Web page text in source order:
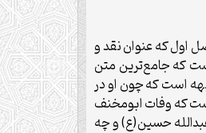
اول که عنوان نقد و
که جامع‌ترین متن
است که چون او در
که وفات ابومخنف
حسین(ع) و چه